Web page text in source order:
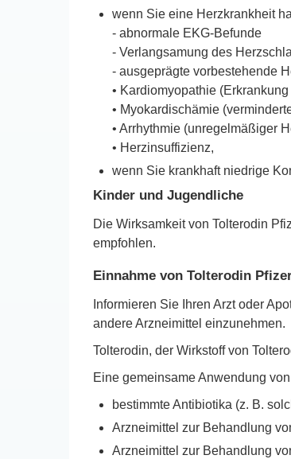
wenn Sie eine Herzkrankheit
- abnormale EKG-Befunde
- Verlangsamung des
- ausgeprägte vorbestehende
• Kardiomyopathie
• Myokardischämie
• Arrhythmie (unregelmäßiger
• Herzinsuffizienz,
wenn Sie krankhaft niedrige
Kinder und Jugendliche
Die Wirksamkeit von Tolterodin
empfohlen.
Einnahme von Tolterodin
Informieren Sie Ihren Arzt oder
andere Arzneimittel einzunehmen.
Tolterodin, der Wirkstoff von
Eine gemeinsame Anwendung
bestimmte Antibiotika (z. B.
Arzneimittel zur Behandlung
Arzneimittel zur Behandlung